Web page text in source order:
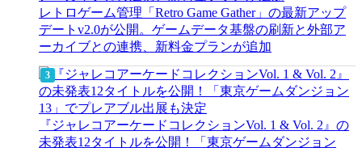
レトロゲーム管理「Retro Game Gather」の最新アップ
デートv2.0が公開。ゲームデータ基盤の刷新と外部ア
ーカイブとの連携、新料金プランが追加
『ジャレコアーケードコレクションVol. 1 & Vol. 2』の
未発表12タイトルを公開！「東京ゲームダンジョン